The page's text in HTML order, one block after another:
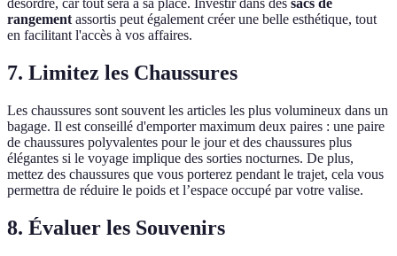
désordre, car tout sera à sa place. Investir dans des sacs de
rangement assortis peut également créer une belle esthétique, tout
en facilitant l'accès à vos affaires.
7. Limitez les Chaussures
Les chaussures sont souvent les articles les plus volumineux dans un
bagage. Il est conseillé d'emporter maximum deux paires : une paire
de chaussures polyvalentes pour le jour et des chaussures plus
élégantes si le voyage implique des sorties nocturnes. De plus,
mettez des chaussures que vous porterez pendant le trajet, cela vous
permettra de réduire le poids et l’espace occupé par votre valise.
8. Évaluer les Souvenirs